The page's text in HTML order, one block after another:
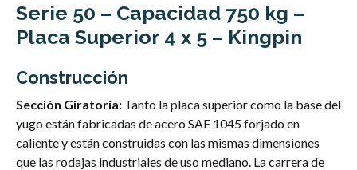
Serie 50 – Capacidad 750 kg –
Placa Superior 4 x 5 – Kingpin
Construcción
Sección Giratoria: Tanto la placa superior como la base del
yugo están fabricadas de acero SAE 1045 forjado en
caliente y están construidas con las mismas dimensiones
que las rodajas industriales de uso mediano. La carrera de